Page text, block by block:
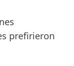
prefirieron